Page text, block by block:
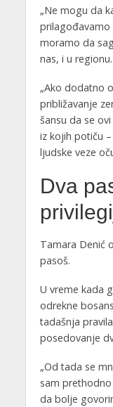
„Ne mogu da
prilagođavamo
moramo da
nas, i u regionu.
„Ako dodatno
približavanje
šansu da se
iz kojih potiču
ljudske veze
Dva
Tamara Denić
pasoš.
U vreme kada
odrekne
tadašnja
posedovanje
„Od tada se
sam
da bolje